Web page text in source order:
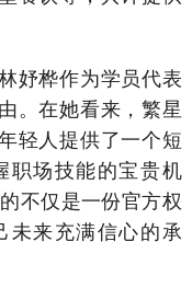
桦作为学员代表
。在她看来，繁星
轻人提供了一个短
职场技能的宝贵机
不仅是一份官方权
未来充满信心的承